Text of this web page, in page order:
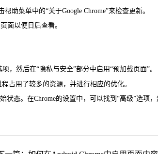
助菜单中的“关于Google Chrome”来检查更新。
面以便日后查看。
，然后在“隐私与安全”部分中启用“预加载页面”。
占用了较多的资源，并进行相应的优化。
状态。在Chrome的设置中，可以找到“高级”选项